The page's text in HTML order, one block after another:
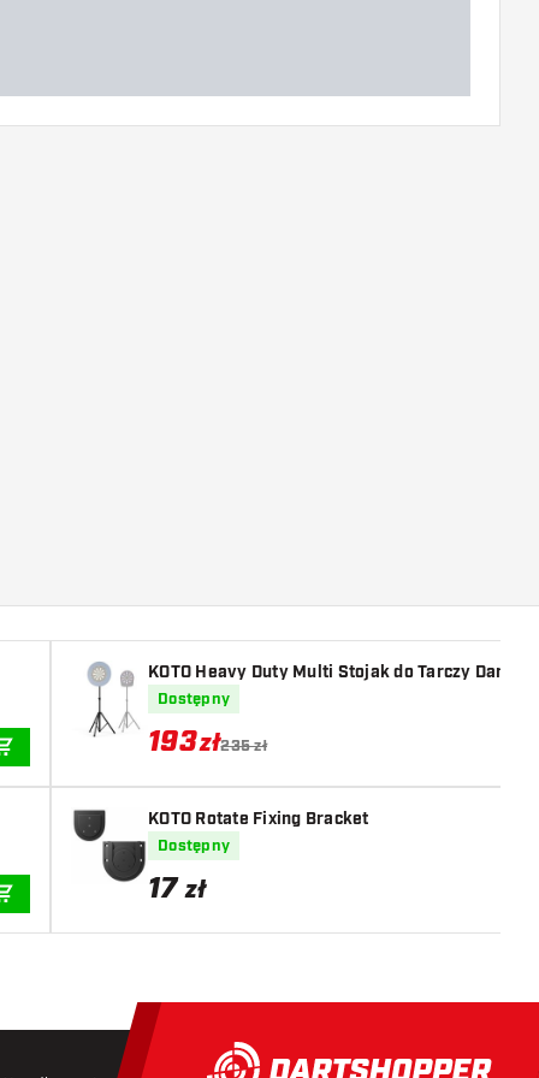
KOTO Heavy Duty Multi Stojak do Tarczy Dart
Dostępny
193zł235 zł
KOTO Rotate Fixing Bracket
Dostępny
17 zł